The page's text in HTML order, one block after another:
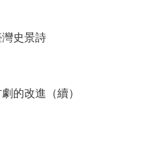
史景詩
的改進（續）